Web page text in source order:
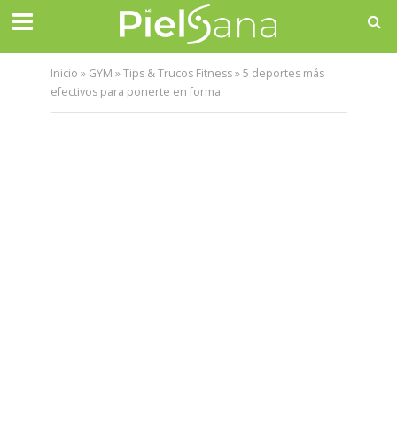
Inicio » GYM »Tips & Trucos Fitness»5 deportes más
efectivos para ponerte en forma